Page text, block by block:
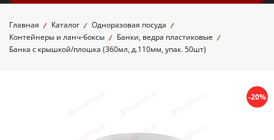
Главная Каталог
Одноразовая посуда
Контейнеры и ланч-боксы
Банки, ведра пластиковые
Банка с крышкой/плошка (360мл, д.110мм, упак. 50шт)
-20%